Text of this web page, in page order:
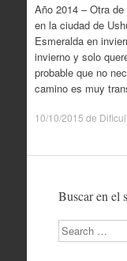
Año 2014 – Otra
en la ciudad de
Esmeralda en
invierno y solo
probable que no
camino es muy
10/10/2015 de
Buscar en el
Search